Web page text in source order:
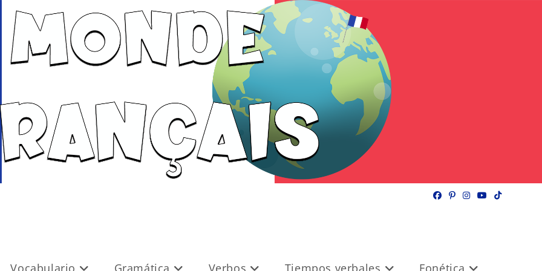
Vocabulario Gramática Verbos Tiempos verbales Fonética